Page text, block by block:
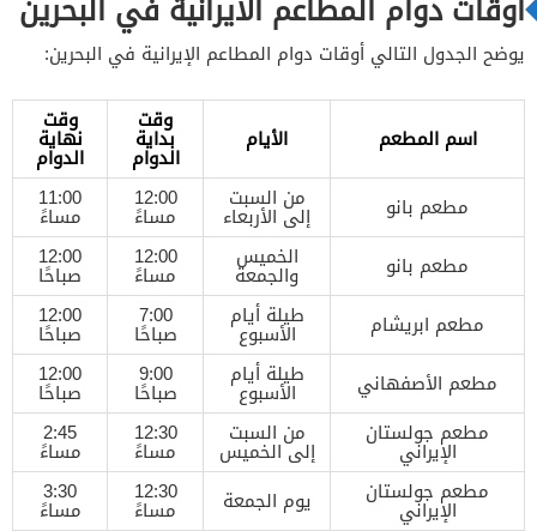
يوضح الجدول التالي أوقات دوام المطاعم الإيرانية في البحرين:
اسم المطعم الأيام
وقت
بداية
الدوام
وقت
نهاية
الدوام
مطعم بانو
من السبت
إلى الأربعاء
12:00
مساءً
11:00
مساءً
مطعم بانو
الخميس
والجمعة
12:00
مساءً
12:00
صباحًا
مطعم ابريشام
طيلة أيام
الأسبوع
7:00
صباحًا
12:00
صباحًا
مطعم الأصفهاني
طيلة أيام
الأسبوع
9:00
صباحًا
12:00
صباحًا
مطعم جولستان
الإيراني
من السبت
إلى الخميس
12:30
مساءً
2:45
مساءً
مطعم جولستان
الإيراني يوم الجمعة 12:30
مساءً
3:30
مساءً